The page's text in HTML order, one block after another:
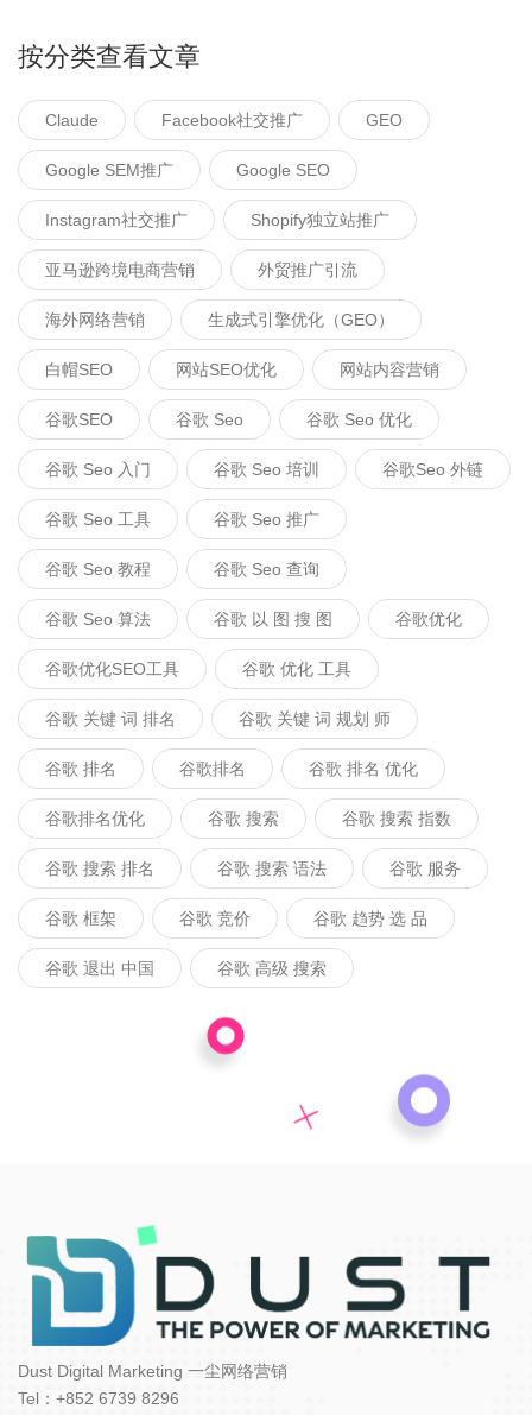
按分类查看文章
Claude Facebook社交推广 GEO
Google SEM推广 Google SEO
Instagram社交推广 Shopify独立站推广
亚马逊跨境电商营销 外贸推广引流
海外网络营销 生成式引擎优化（GEO）
白帽SEO 网站SEO优化 网站内容营销
谷歌SEO 谷歌 Seo 谷歌 Seo 优化
谷歌 Seo 入门 谷歌 Seo 培训 谷歌seo 外链
谷歌 Seo 工具 谷歌 Seo 推广
谷歌 Seo 教程 谷歌 Seo 查询
谷歌 Seo 算法 谷歌 以 图 搜 图 谷歌优化
谷歌优化SEO工具 谷歌 优化 工具
谷歌 关键 词 排名 谷歌 关键 词 规划 师
谷歌 排名 谷歌排名 谷歌 排名 优化
谷歌排名优化 谷歌 搜索 谷歌 搜索 指数
谷歌 搜索 排名 谷歌 搜索 语法 谷歌 服务
谷歌 框架 谷歌 竞价 谷歌 趋势 选 品
谷歌 退出 中国 谷歌 高级 搜索
Dust Digital Marketing 一尘网络营销
Tel：+852 6739 8296